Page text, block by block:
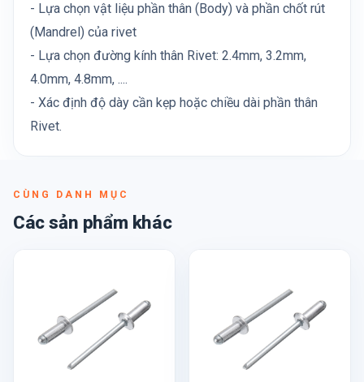
- Lựa chọn vật liệu phần thân (Body) và phần chốt rút
(Mandrel) của rivet
- Lựa chọn đường kính thân Rivet: 2.4mm, 3.2mm,
4.0mm, 4.8mm, ....
- Xác định độ dày cần kẹp hoặc chiều dài phần thân
Rivet.
CÙNG DANH MỤC
Các sản phẩm khác